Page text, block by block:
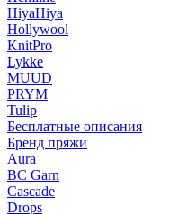
HiyaHiya
Hollywool
KnitPro
Lykke
MUUD
PRYM
Tulip
Бесплатные описания
Бренд пряжи
Aura
BC Garn
Cascade
Drops